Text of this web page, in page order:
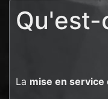
Qu'est-
La mise en service